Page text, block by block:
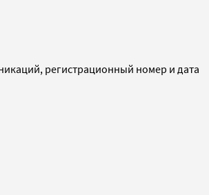
регистрационный номер и дата